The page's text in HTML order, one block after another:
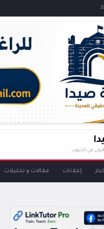
الأولى في الجنوب
إعلانات مقالات و تحليلات